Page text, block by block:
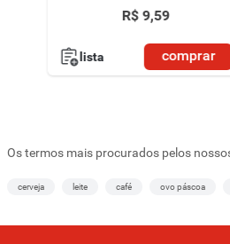
R$ 9,59
lista comprar
Os termos mais procurados pelos
cerveja leite café ovo páscoa